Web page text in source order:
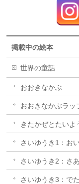
掲載中の絵本
世界の童話
おおきなかぶ
おおきなかぶラッ
きたかぜとたいよ
さいゆうき1：お
さいゆうき2：さ
さいゆうき3：で